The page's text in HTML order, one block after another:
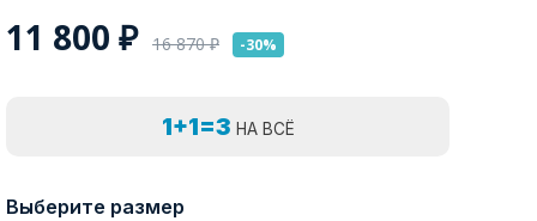
11 800 ₽ 16 870₽ -30%
1+1=3 НА ВСЁ
Выберите размер